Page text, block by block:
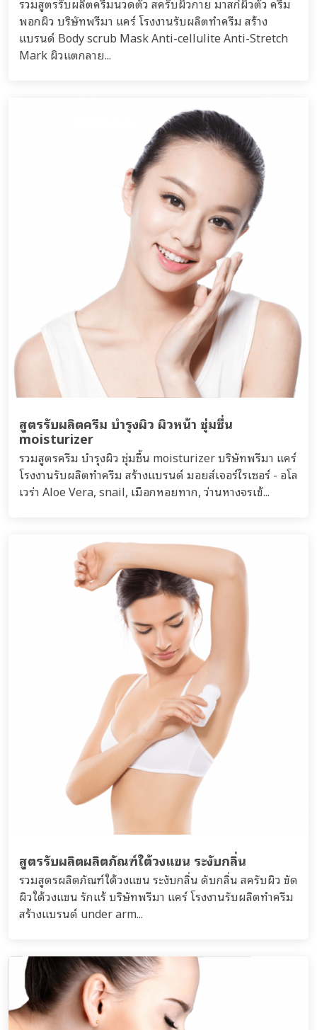
พอกผิว บริษัทพรีมา แคร์ โรงงานรับผลิตทำครีม สร้าง
แบรนด์ Body scrub Mask Anti-cellulite Anti-Stretch
Mark ผิวแตกลาย...
สูตรรับผลิตครีม บำรุงผิว ผิวหน้า ชุ่มชื่น
moisturizer
รวมสูตรครีม บำรุงผิว ชุ่มชื้น moisturizer บริษัทพรีมา แคร์
โรงงานรับผลิตทำครีม สร้างแบรนด์ มอยส์เจอร์ไรเซอร์ - อโล
เวร่า Aloe Vera, snail, เมือกหอยทาก, ว่านหางจรเข้...
สูตรรับผลิตผลิตภัณฑ์ใต้วงแขน ระงับกลิ่น
รวมสูตรผลิตภัณฑ์ใต้วงแขน ระงับกลิ่น ดับกลิ่น สครับผิว ขัด
ผิวใต้วงแขน รักแร้ บริษัทพรีมา แคร์ โรงงานรับผลิตทำครีม
สร้างแบรนด์ under arm...